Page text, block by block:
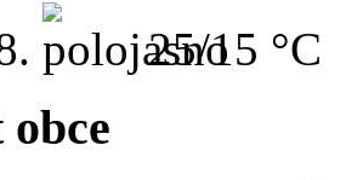
25/15 °C
obce